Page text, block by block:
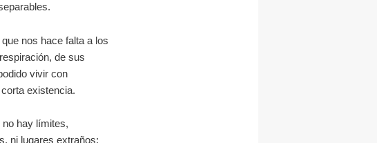
nos hace falta a los
de sus
vivir con
existencia.
hay límites,
ni lugares extraños;